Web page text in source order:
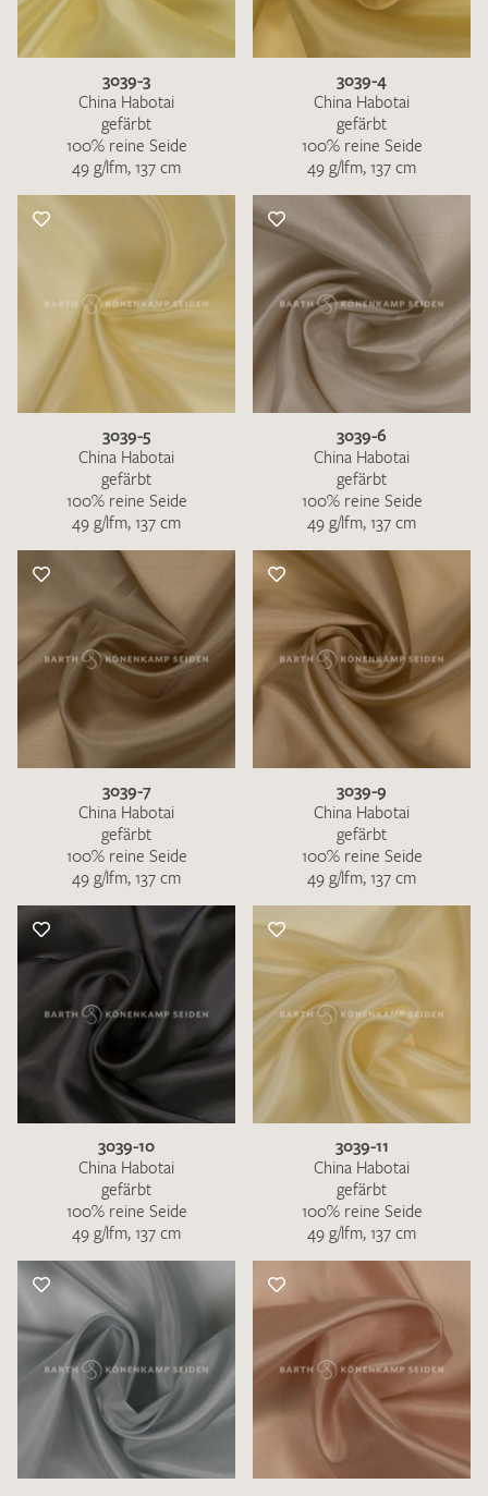
3039-3
China Habotai
gefärbt
100% reine Seide
49 g/lfm, 137 cm
3039-4
China Habotai
gefärbt
100% reine Seide
49 g/lfm, 137 cm
3039-5
China Habotai
gefärbt
100% reine Seide
49 g/lfm, 137 cm
3039-6
China Habotai
gefärbt
100% reine Seide
49 g/lfm, 137 cm
3039-7
China Habotai
gefärbt
100% reine Seide
49 g/lfm, 137 cm
3039-9
China Habotai
gefärbt
100% reine Seide
49 g/lfm, 137 cm
3039-10
China Habotai
gefärbt
100% reine Seide
49 g/lfm, 137 cm
3039-11
China Habotai
gefärbt
100% reine Seide
49 g/lfm, 137 cm